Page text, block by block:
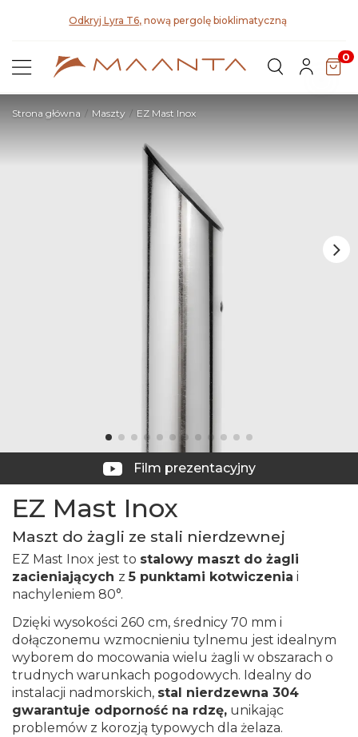
Odkryj Lyra T6, nową pergolę bioklimatyczną
0
Strona główna Maszty EZ Mast Inox
Film prezentacyjny
EZ Mast Inox
Maszt do żagli ze stali nierdzewnej
EZ Mast Inox jest to stalowy maszt do żagli
zacieniających z5 punktami kotwiczenia i
nachyleniem 80°.
Dzięki wysokości 260 cm, średnicy 70 mm i
dołączonemu wzmocnieniu tylnemu jest idealnym
wyborem do mocowania wielu żagli w obszarach o
trudnych warunkach pogodowych. Idealny do
instalacji nadmorskich, stal nierdzewna 304
gwarantuje odporność na rdzę, unikając
problemów z korozją typowych dla żelaza.